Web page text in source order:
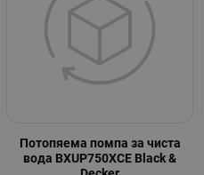
Потопяема помпа за чиста
вода BXUP750XCE Black &